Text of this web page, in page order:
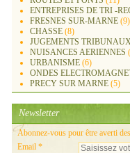
ENTREPRISES DE TRI -
FRESNES SUR-MARNE (9)
CHASSE (8)
JUGEMENTS
NUISANCES AERIENNES
URBANISME (6)
ONDES
PRECY SUR MARNE (5)
Newsletter
Abonnez-vous pour être averti
Email